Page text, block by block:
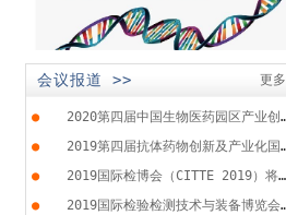
会议报道 >> 更多
●
2020第四届中国生物医药园区产业创...
●
2019第四届抗体药物创新及产业化国...
●
2019国际检博会（CITTE 2019）将于...
●
2019国际检验检测技术与装备博览会...